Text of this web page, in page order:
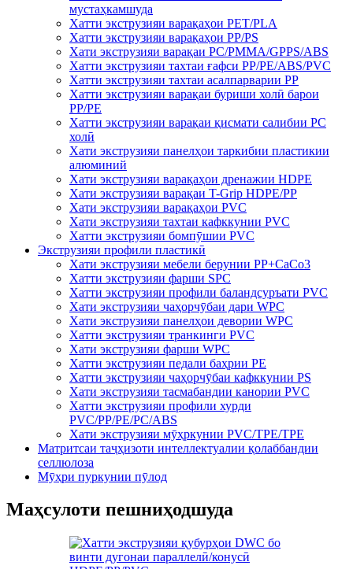
мустаҳкамшуда
Хатти экструзияи варақаҳои PET/PLA
Хатти экструзияи варақаҳои PP/PS
Хати экструзияи варақаи PC/PMMA/GPPS/ABS
Хатти экструзияи тахтаи ғафси PP/PE/ABS/PVC
Хатти экструзияи тахтаи асалпарварии PP
Хатти экструзияи варақаи буриши холӣ барои
PP/PE
Хатти экструзияи варақаи қисмати салибии PC
холӣ
Хати экструзияи панелҳои таркибии пластикии
алюминий
Хати экструзияи варақаҳои дренажии HDPE
Хати экструзияи варақаи T-Grip HDPE/PP
Хати экструзияи варақаҳои PVC
Хати экструзияи тахтаи кафккунии PVC
Хатти экструзияи бомпӯшии PVC
Экструзияи профили пластикӣ
Хати экструзияи мебели берунии PP+CaCo3
Хатти экструзияи фарши SPC
Хатти экструзияи профили баландсуръати PVC
Хати экструзияи чаҳорчӯбаи дари WPC
Хати экструзияи панелҳои девории WPC
Хатти экструзияи транкинги PVC
Хати экструзияи фарши WPC
Хатти экструзияи педали баҳрии PE
Хатти экструзияи чаҳорчӯбаи кафккунии PS
Хати экструзияи тасмабандии канории PVC
Хатти экструзияи профили хурди
PVC/PP/PE/PC/ABS
Хати экструзияи мӯҳркунии PVC/TPE/TPE
Матритсаи таҷҳизоти интеллектуалии қолаббандии
селлюлоза
Мӯҳри пуркунии пӯлод
Маҳсулоти пешниҳодшуда